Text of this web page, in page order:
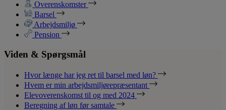
Overenskomster
Barsel
Arbejdsmiljø
Pension
Viden & Spørgsmål
Hvor længe har jeg ret til barsel med løn?
Hvem er min arbejdsmiljørepræsentant
Elevoverenskomst til og med 2024
Beregning af løn før samtale